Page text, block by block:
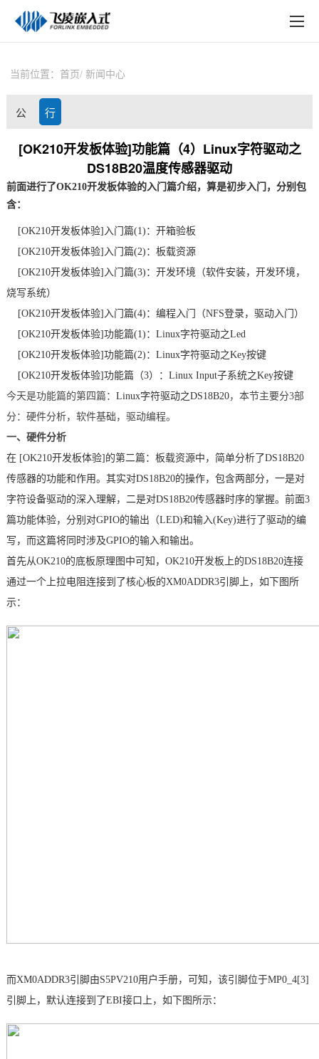
技术与支持
在线文档
方案定制
天猫商城
新闻中心
技术论坛
在线购买
当前位置： 首页 新闻中心
公
司
态
行
业
[OK210开发板体验]功能篇（4）Linux字符驱动之
DS18B20温度传感器驱动
前面进行了OK210开发板体验的入门篇介绍，算是初步入门，分别包
含：
[OK210开发板体验] 入门篇(1)：开箱验板
[OK210开发板体验] 入门篇(2) ：板载资源
[OK210开发板体验] 入门篇(3) ： 开发环境（软件安装，开发环境，
烧写系统）
[OK210开发板体验] 入门篇(4) ：编程入门（NFS登录， 驱动入门）
[OK210开发板体验]功能篇(1)： Linux字符驱动之Led
[OK210开发板体验]功能篇(2) ：Linux字符驱动之Key按键
[OK210开发板体验]功能篇（3）：Linux Input子系统之Key按键
今天是功能篇的第四篇： Linux字符驱动之DS18B20，本节主要分3部
分：硬件分析，软件基础，驱动编程。
一、硬件分析
在 [OK210开发板体验] 的第二篇：板载资源中，简单分析了DS18B20
传感器的功能和作用。其实对DS18B20的操作，包含两部分，一是对
字符设备驱动的深入理解，二是对DS18B20传感器时序的掌握。前面3
篇功能体验，分别对GPIO的输出（LED)和输入(Key)进行了驱动的编
写，而这篇将同时涉及GPIO的输入和输出。
首先从OK210的底板原理图中可知， OK210开发板上的DS18B20连接
通过一个上拉电阻连接到了核心板的XM0ADDR3引脚 上，如下图所
示：
而XM0ADDR3引脚由S5PV210用户手册，可知，该引脚位于MP0_4[3]
引脚上，默认连接到了EBI接口上，如下图所示：